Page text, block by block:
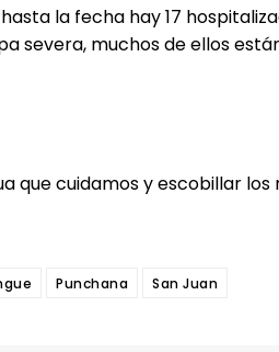
la fecha hay 17
severa, muchos de ellos
que cuidamos y escobillar
Punchana San Juan